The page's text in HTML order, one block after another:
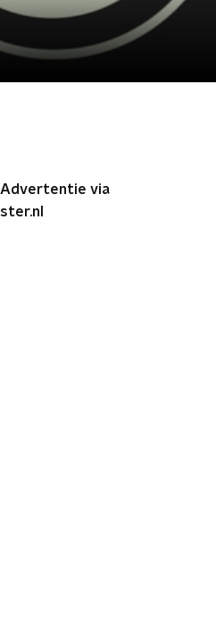
Advertentie via
ster.nl